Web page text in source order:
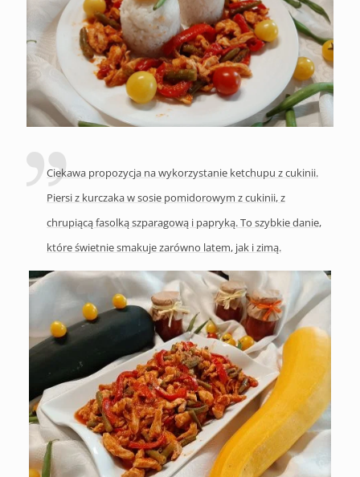
Ciekawa propozycja na wykorzystanie ketchupu z cukinii.
Piersi z kurczaka w sosie pomidorowym z cukinii, z
chrupiącą fasolką szparagową i papryką. To szybkie danie,
które świetnie smakuje zarówno latem, jak i zimą.